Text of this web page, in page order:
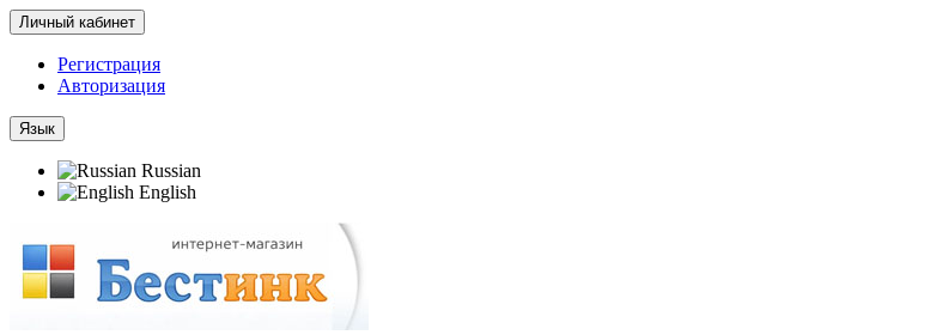
Личный кабинет
Регистрация
Авторизация
Язык
Russian
English